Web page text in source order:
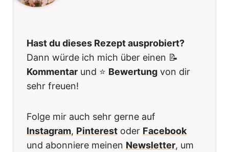
Hast du dieses Rezept ausprobiert?
Dann würde ich mich über einen 📝
Kommentar und ⭐️ Bewertung von dir
sehr freuen!
Folge mir auch sehr gerne auf
Instagram, Pinterest oder Facebook
und abonniere meinen Newsletter, um